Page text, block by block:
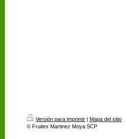
Versión para imprimir | Mapa del sitio
© Fruites Martinez Moya SCP